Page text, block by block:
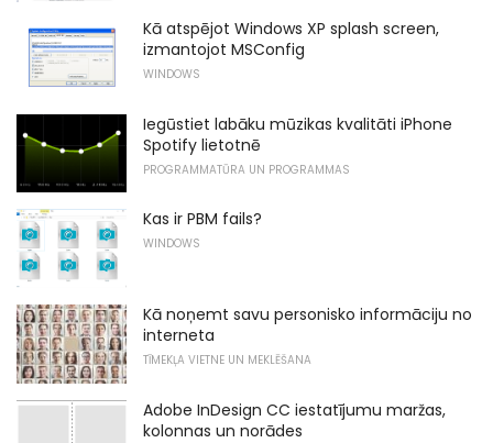
Kā atspējot Windows XP splash screen,
izmantojot MSConfig
WINDOWS
Iegūstiet labāku mūzikas kvalitāti iPhone
Spotify lietotnē
PROGRAMMATŪRA UN PROGRAMMAS
Kas ir PBM fails?
WINDOWS
Kā noņemt savu personisko informāciju no
interneta
TĪMEKĻA VIETNE UN MEKLĒŠANA
Adobe InDesign CC iestatījumu maržas,
kolonnas un norādes